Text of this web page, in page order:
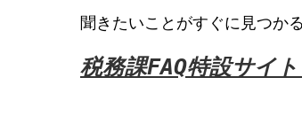
聞きたいことがすぐに見つか
税務課FAQ特設サイ